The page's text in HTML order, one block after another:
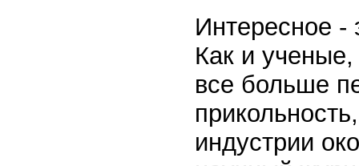
Интересное -
Как и ученые,
все больше
индустрии